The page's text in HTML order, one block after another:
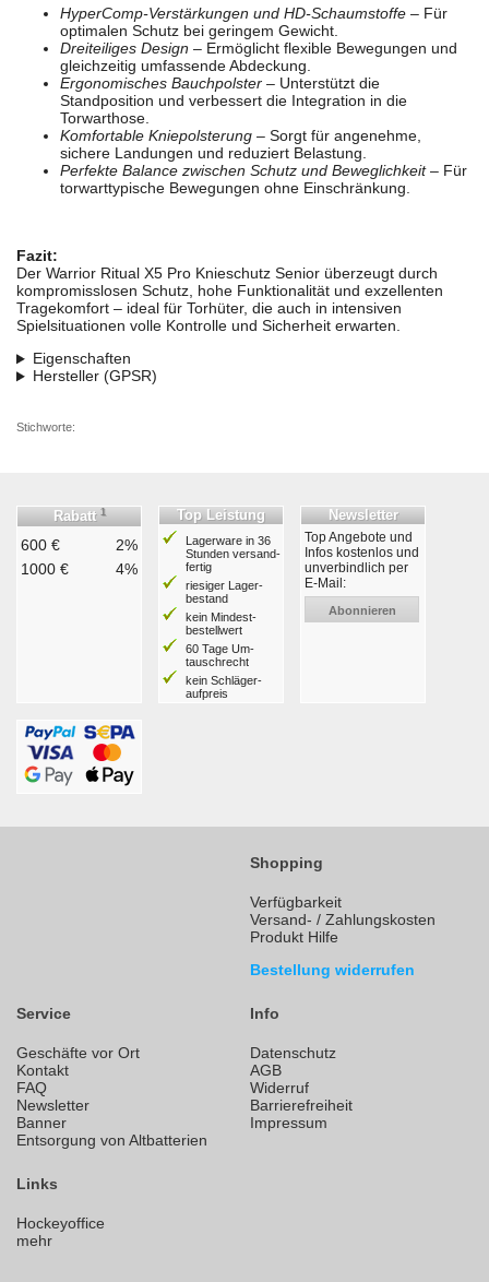
HyperComp-Verstärkungen und HD-Schaumstoffe – Für
optimalen Schutz bei geringem Gewicht.
Dreiteiliges Design – Ermöglicht flexible Bewegungen und
gleichzeitig umfassende Abdeckung.
Ergonomisches Bauchpolster – Unterstützt die
Standposition und verbessert die Integration in die
Torwarthose.
Komfortable Kniepolsterung – Sorgt für angenehme,
sichere Landungen und reduziert Belastung.
Perfekte Balance zwischen Schutz und Beweglichkeit– Für
torwarttypische Bewegungen ohne Einschränkung.
Fazit:
Der Warrior Ritual X5 Pro Knieschutz Senior überzeugt durch
kompromisslosen Schutz, hohe Funktionalität und exzellenten
Tragekomfort – ideal für Torhüter, die auch in intensiven
Spielsituationen volle Kontrolle und Sicherheit erwarten.
Eigenschaften
Hersteller (GPSR)
Stichworte:
Rabatt 1
600 €
2%
1000 €
4%
Top Leistung
Lagerware in 36
Stunden ver­sand­
fertig
riesiger Lager­
bestand
kein Mindest­
bestell­wert
60 Tage Um­
tausch­recht
kein Schläger­
aufpreis
Newsletter
Top Angebote und
Infos kostenlos und
unverbindlich per
E-Mail:
Abonnieren
Shopping
Verfügbarkeit
Versand- / Zahlungskosten
Produkt Hilfe
Bestellung widerrufen
Service
Geschäfte vor Ort
Kontakt
FAQ
Newsletter
Banner
Entsorgung von Altbatterien
Info
Datenschutz
AGB
Widerruf
Barrierefreiheit
Impressum
Links
Hockeyoffice
mehr